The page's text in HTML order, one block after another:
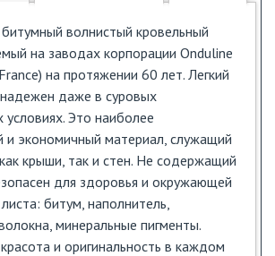
волнистый кровельный
на заводах корпорации Onduline
на протяжении 60 лет. Легкий
даже в суровых
условиях. Это наиболее
и экономичный материал, служащий
крыши, так и стен. Не содержащий
для здоровья и окружающей
битум, наполнитель,
минеральные пигменты.
и оригинальность в каждом